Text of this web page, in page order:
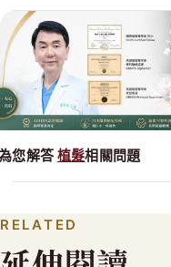
瑞安診所台中掉髮｜
RELATED